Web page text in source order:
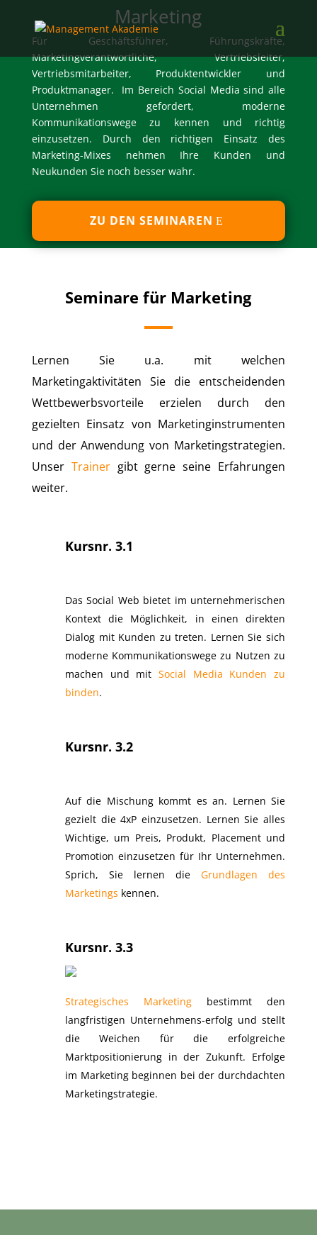
Marketing
Für Geschäftsführer, Führungskräfte,
Marketingverantwortliche, Vertriebsleiter,
Vertriebsmitarbeiter, Produktentwickler und
Produktmanager. Im Bereich Social Media sind alle
Unternehmen gefordert, moderne
Kommunikationswege zu kennen und richtig
einzusetzen. Durch den richtigen Einsatz des
Marketing-Mixes nehmen Ihre Kunden und
Neukunden Sie noch besser wahr.
ZU DEN SEMINAREN
Seminare für Marketing
Lernen Sie u.a. mit welchen
Marketingaktivitäten Sie die entscheidenden
Wettbewerbsvorteile erzielen durch den
gezielten Einsatz von Marketinginstrumenten
und der Anwendung von Marketingstrategien.
Unser Trainergibt gerne seine Erfahrungen
weiter.
Kursnr. 3.1
Das Social Web bietet im unternehmerischen
Kontext die Möglichkeit, in einen direkten
Dialog mit Kunden zu treten. Lernen Sie sich
moderne Kommunikationswege zu Nutzen zu
machen und mit Social Media Kunden zu
binden.
Kursnr. 3.2
Auf die Mischung kommt es an. Lernen Sie
gezielt die 4xP einzusetzen. Lernen Sie alles
Wichtige, um Preis, Produkt, Placement und
Promotion einzusetzen für Ihr Unternehmen.
Sprich, Sie lernen die Grundlagen des
Marketings kennen.
Kursnr. 3.3
Strategisches Marketingbestimmt den
langfristigen Unternehmens-erfolg und stellt
die Weichen für die erfolgreiche
Marktpositionierung in der Zukunft. Erfolge
im Marketing beginnen bei der durchdachten
Marketingstrategie.